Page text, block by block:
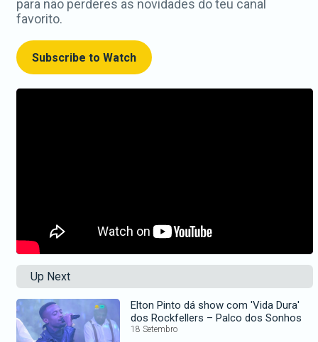
para não perderes as novidades do teu canal
favorito.
Subscribe to Watch
Up Next
Elton Pinto dá show com 'Vida Dura'
dos Rockfellers – Palco dos Sonhos
18 Setembro